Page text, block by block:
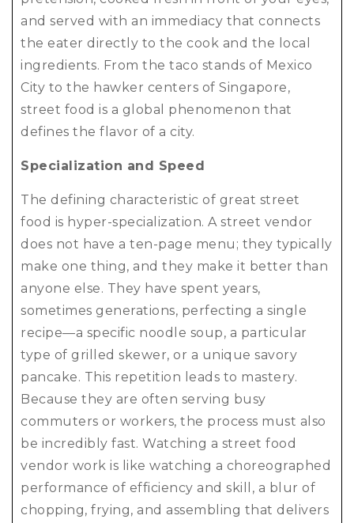
and served with an immediacy that connects
the eater directly to the cook and the local
ingredients. From the taco stands of Mexico
City to the hawker centers of Singapore,
street food is a global phenomenon that
defines the flavor of a city.
Specialization and Speed
The defining characteristic of great street
food is hyper-specialization. A street vendor
does not have a ten-page menu; they typically
make one thing, and they make it better than
anyone else. They have spent years,
sometimes generations, perfecting a single
recipe—a specific noodle soup, a particular
type of grilled skewer, or a unique savory
pancake. This repetition leads to mastery.
Because they are often serving busy
commuters or workers, the process must also
be incredibly fast. Watching a street food
vendor work is like watching a choreographed
performance of efficiency and skill, a blur of
chopping, frying, and assembling that delivers